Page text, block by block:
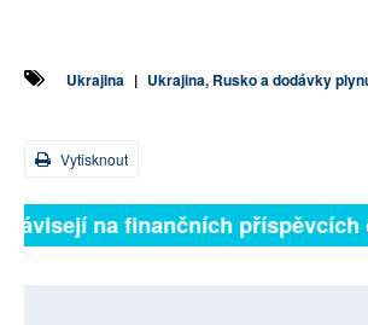
Ukrajina | Ukrajina, Rusko a dodávky
Vytisknout
na finančních příspěvcích